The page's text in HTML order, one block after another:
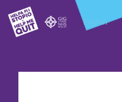
English